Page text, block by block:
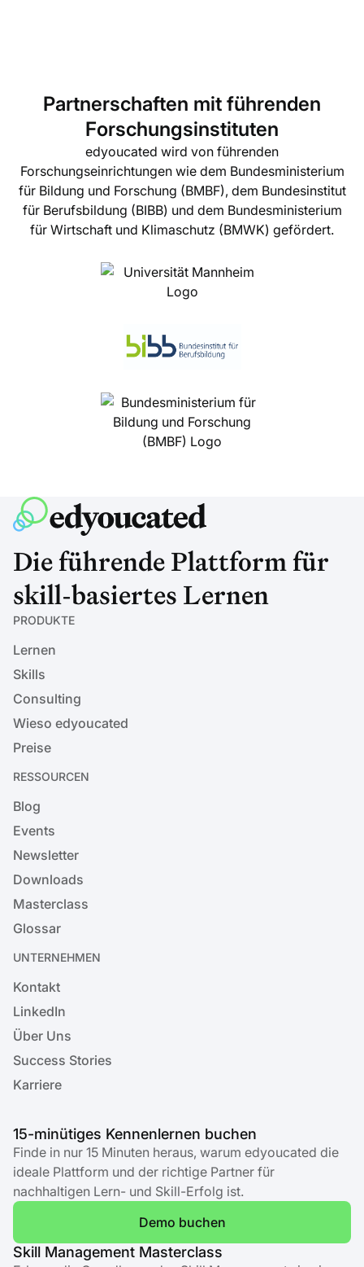
Partnerschaften mit führenden
Forschungsinstituten
edyoucated wird von führenden
Forschungseinrichtungen wie dem Bundesministerium
für Bildung und Forschung (BMBF), dem Bundesinstitut
für Berufsbildung (BIBB) und dem Bundesministerium
für Wirtschaft und Klimaschutz (BMWK) gefördert.
15-minütiges Kennenlernen buchen
Finde in nur 15 Minuten heraus, warum edyoucated die
ideale Plattform und der richtige Partner für
nachhaltigen Lern- und Skill-Erfolg ist.
Demo buchen
Skill Management Masterclass
Die führende Plattform für
skill-basiertes Lernen
PRODUKTE
Lernen
Skills
Consulting
Wieso edyoucated
Preise
RESSOURCEN
Blog
Events
Newsletter
Downloads
Masterclass
Glossar
UNTERNEHMEN
Kontakt
LinkedIn
Über Uns
Success Stories
Karriere